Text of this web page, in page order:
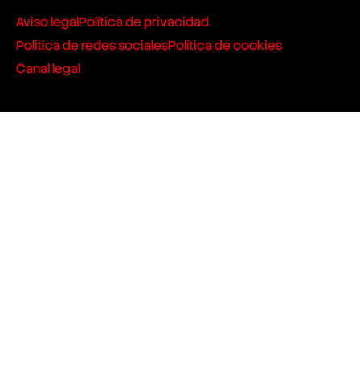
Aviso legalPolítica de privacidad
Política de redes socialesPolítica de cookies
Canal legal